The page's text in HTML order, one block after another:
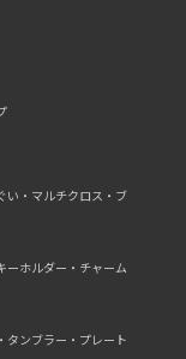
い・マルチクロス・ブ
ーホルダー・チャーム
タンブラー・プレート